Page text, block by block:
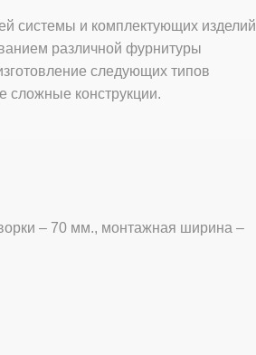
системы и комплектующих изделий
различной фурнитуры
следующих типов
сложные конструкции.
– 70 мм., монтажная ширина –